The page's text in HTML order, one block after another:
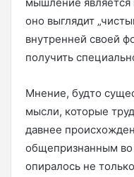
оно выглядит
внутренней своей
получить
Мнение, будто
мысли, которые
давнее
общепризнанным во
опиралось не